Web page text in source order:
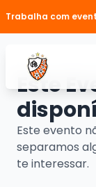
Trabalha com
Este
Este evento
separamos
te interessar.